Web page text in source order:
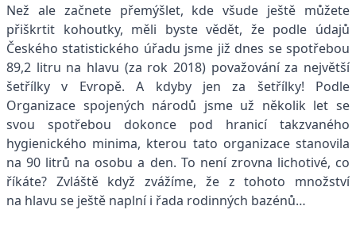
Než ale začnete přemýšlet, kde všude ještě můžete
přiškrtit kohoutky, měli byste vědět, že podle údajů
Českého statistického úřadu jsme již dnes se spotřebou
89,2 litru na hlavu (za rok 2018) považování za největší
šetřílky v Evropě. A kdyby jen za šetřílky! Podle
Organizace spojených národů jsme už několik let se
svou spotřebou dokonce pod hranicí takzvaného
hygienického minima, kterou tato organizace stanovila
na 90 litrů na osobu a den. To není zrovna lichotivé, co
říkáte? Zvláště když zvážíme, že z tohoto množství
na hlavu se ještě naplní i řada rodinných bazénů…